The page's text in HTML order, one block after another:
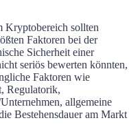
Kryptobereich sollten
Faktoren bei der
Sicherheit einer
seriös bewerten könnten,
Faktoren wie
Regulatorik,
allgemeine
Bestehensdauer am Markt